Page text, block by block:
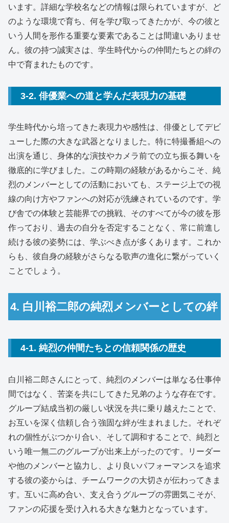
います。詳細な学校名などの情報は限られていますが、ど
のような環境で育ち、何を学び取ってきたかが、今の彼と
いう人間を形作る重要な要素であることは間違いありませ
ん。彼の持つ誠実さは、学生時代からの仲間たちとの絆の
中で育まれたものです。
3-2. 俳優業への道と学んだ表現力の基礎
学生時代から培ってきた表現力や感性は、俳優としてデビ
ューした際の大きな武器となりました。特に特撮番組への
出演を通じ、身体的な演技やカメラ前での立ち振る舞いを
徹底的に学びました。この時期の経験があるからこそ、純
烈のメンバーとしての活動においても、ステージ上での視
線の向け方やファンへの対応が洗練されているのです。学
び舎での体験と芸能界での挑戦、そのすべてが今の彼を形
作っており、過去の自分を否定することなく、常に前進し
続ける彼の姿勢には、学ぶべき点が多くあります。これか
らも、彼自身の経験がさらなる歌声の進化に繋がっていく
ことでしょう。
4. 白川裕二郎の純烈メンバーとしての絆
4-1. 純烈の仲間たちとの信頼関係の歴史
白川裕二郎さんにとって、純烈のメンバーは単なる仕事仲
間ではなく、苦楽を共にしてきた兄弟のような存在です。
グループ結成当初の厳しい状況を共に乗り越えたことで、
お互いを深く信頼し合う強固な絆が生まれました。それぞ
れの個性がぶつかり合い、そして調和することで、純烈と
いう唯一無二のグループが出来上がったのです。リーダー
や他のメンバーと協力し、より良いパフォーマンスを追求
する彼の姿からは、チームワークの大切さが伝わってきま
す。互いに高め合い、支え合うグループの雰囲気こそが、
ファンの応援を受け入れる大きな魅力となっています。